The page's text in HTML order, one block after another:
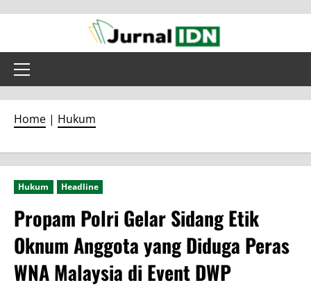
content
Primary
Home | Hukum
Hukum Headline
Propam Polri Gelar Sidang Etik
Oknum Anggota yang Diduga Peras
WNA Malaysia di Event DWP